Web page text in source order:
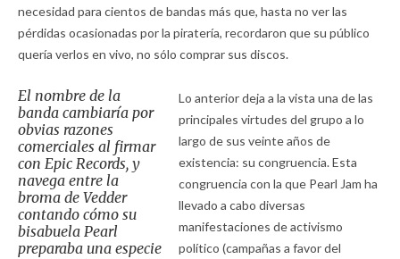
necesidad para cientos de bandas más que, hasta no ver las
pérdidas ocasionadas por la piratería, recordaron que su público
quería verlos en vivo, no sólo comprar sus discos.
El nombre de la
banda cambiaría por
obvias razones
comerciales al firmar
con Epic Records, y
navega entre la
broma de Vedder
contando cómo su
bisabuela Pearl
preparaba una especie
Lo anterior deja a la vista una de las
principales virtudes del grupo a lo
largo de sus veinte años de
existencia: su congruencia. Esta
congruencia con la que Pearl Jam ha
llevado a cabo diversas
manifestaciones de activismo
político (campañas a favor del